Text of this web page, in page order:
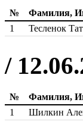
№ Фамилия,
1
Тесленок
/
№ Фамилия,
1
Шилкин